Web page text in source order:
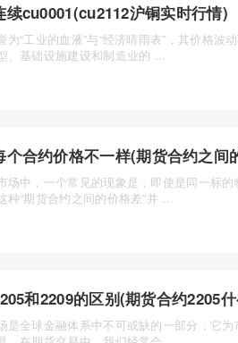
续cu0001(cu2112沪铜实时行情)
为“工业的血液”与“经济晴雨表”，其价格
、基础设施建设和制造业的 ...
个合约价格不一样(期货合约之间
场中，一个常见的现象是，即使是同一标
种“期货合约之间的价格差”并 ...
和2209的区别(期货合约2205
是全球金融体系中不可或缺的一部分，它